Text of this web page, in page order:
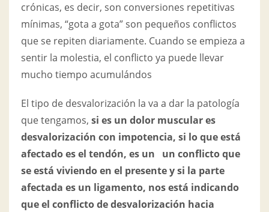
crónicas, es decir, son conversiones repetitivas
mínimas, “gota a gota” son pequeños conflictos
que se repiten diariamente. Cuando se empieza a
sentir la molestia, el conflicto ya puede llevar
mucho tiempo acumulándos
El tipo de desvalorización la va a dar la patología
que tengamos, si es un dolor muscular es
desvalorización con impotencia, si lo que está
afectado es el tendón, es un un conflicto que
se está viviendo en el presente y si la parte
afectada es un ligamento, nos está indicando
que el conflicto de desvalorización hacia